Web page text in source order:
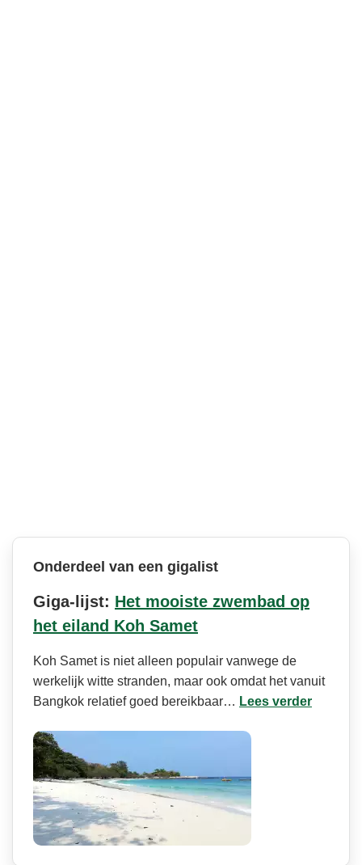
Onderdeel van een gigalist
Giga-lijst: Het mooiste zwembad op
het eiland Koh Samet
Koh Samet is niet alleen populair vanwege de
werkelijk witte stranden, maar ook omdat het vanuit
Bangkok relatief goed bereikbaar… Lees verder